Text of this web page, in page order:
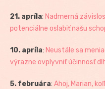
21. apríla: Nadmerná
potenciálne oslabiť našu
10. apríla: Neustále sa
výrazne ovplyvniť účinnosť
5. februára: Ahoj, Marian,